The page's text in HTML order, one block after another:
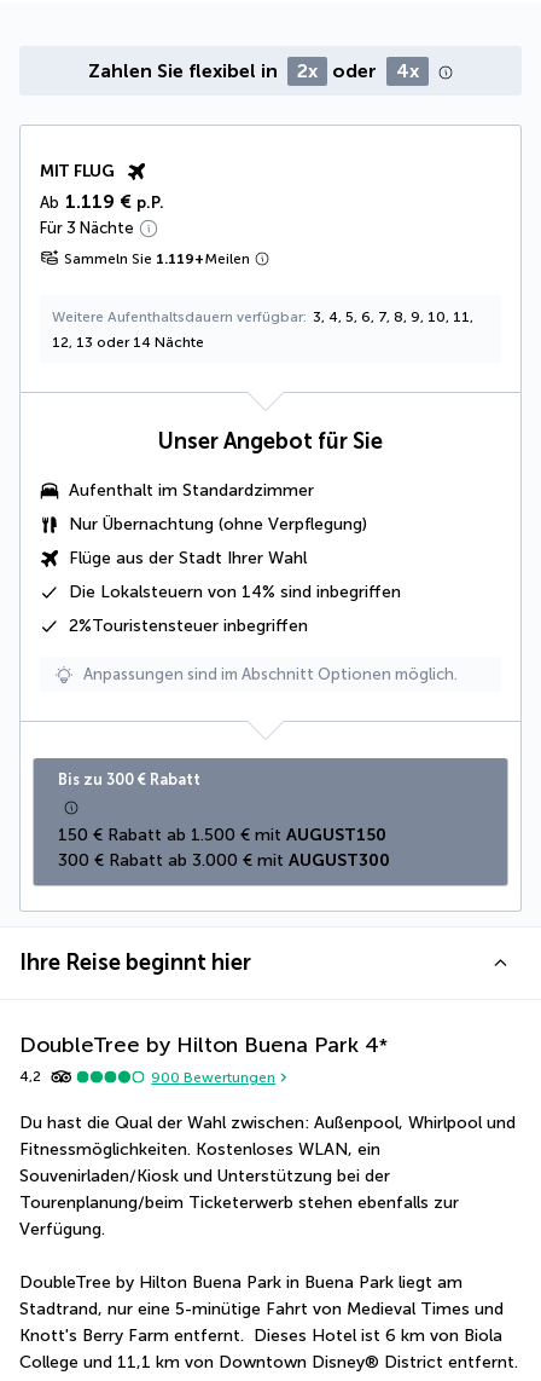
Zahlen Sie flexibel in 2x oder 4x
MIT FLUG
Ab 1.119 € p.P.
Für 3 Nächte
Sammeln Sie 1.119+Meilen
Weitere Aufenthaltsdauern verfügbar 3, 4, 5, 6, 7, 8, 9, 10, 11,
12, 13 oder 14 Nächte
Unser Angebot für Sie
Aufenthalt im Standardzimmer
Nur Übernachtung (ohne Verpflegung)
Flüge aus der Stadt Ihrer Wahl
Die Lokalsteuern von 14% sind inbegriffen
2%Touristensteuer inbegriffen
Anpassungen sind im Abschnitt Optionen möglich.
Bis zu 300 € Rabatt
150 € Rabatt ab 1.500 € mit AUGUST150
300 € Rabatt ab 3.000 € mit AUGUST300
Ihre Reise beginnt hier
DoubleTree by Hilton Buena Park 4*
4,2 900 Bewertungen
Du hast die Qual der Wahl zwischen: Außenpool, Whirlpool und
Fitnessmöglichkeiten. Kostenloses WLAN, ein
Souvenirladen/Kiosk und Unterstützung bei der
Tourenplanung/beim Ticketerwerb stehen ebenfalls zur
Verfügung.
DoubleTree by Hilton Buena Park in Buena Park liegt am
Stadtrand, nur eine 5-minütige Fahrt von Medieval Times und
Knott's Berry Farm entfernt.  Dieses Hotel ist 6 km von Biola
College und 11,1 km von Downtown Disney® District entfernt.